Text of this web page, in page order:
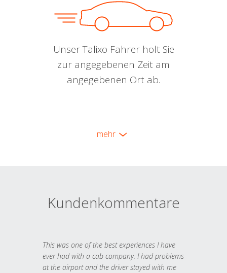
Unser Talixo Fahrer holt Sie
zur angegebenen Zeit am
angegebenen Ort ab.
mehr
Kundenkommentare
This was one of the best experiences I have
ever had with a cab company. I had problems
at the airport and the driver stayed with me